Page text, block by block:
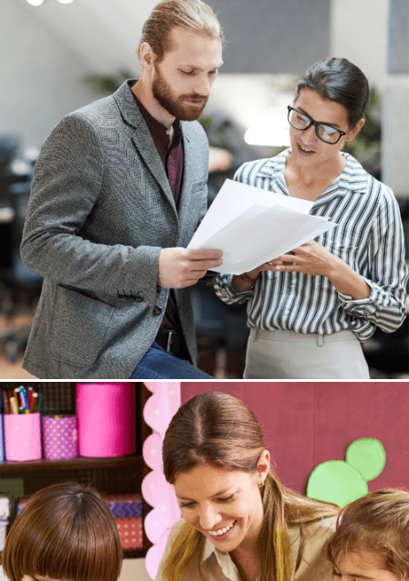
Global Volunteer
Soziale Projekte im Ausland
6-8 Wochen